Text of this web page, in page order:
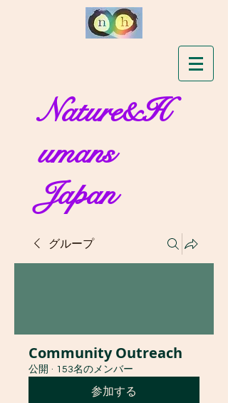
Nature&H
umans
Japan
グループ
Community Outreach
公開 · 153名のメンバー
参加する